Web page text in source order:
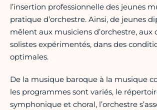
l’insertion professionnelle des jeunes
pratique d’orchestre. Ainsi, de jeunes
mêlent aux musiciens d’orchestre, aux
solistes expérimentés, dans des
optimales.
De la musique baroque à la musique
les programmes sont variés, le
symphonique et choral, l’orchestre